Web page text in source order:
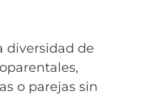
diversidad de
o parejas sin